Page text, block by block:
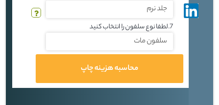
7.لطفا نوع سلفون را انتخاب کنید
محاسبه هزینه چاپ